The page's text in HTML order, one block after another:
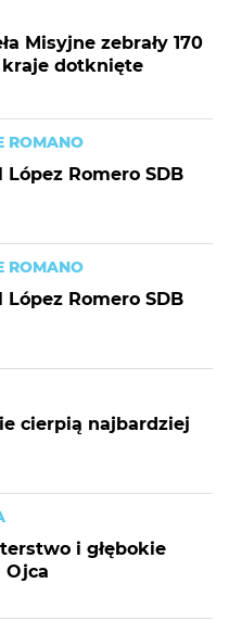
Misyjne zebrały 170
dotknięte
ROMANO
Romero SDB
ROMANO
Romero SDB
cierpią najbardziej
i głębokie
Ojca